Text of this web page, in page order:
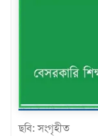
এন্টারটিকা
ভিডিও
ছবি: সংগৃহীত